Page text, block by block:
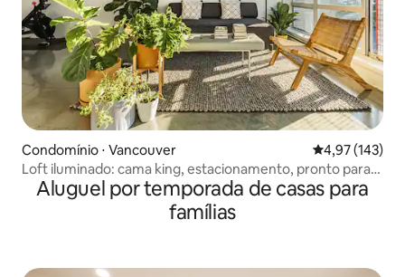
Condomínio ⋅ Vancouver 4,97 de uma
4,97 (143)
Loft iluminado: cama king, estacionamento, pronto para
trabalho remoto
Aluguel por temporada de casas para
famílias